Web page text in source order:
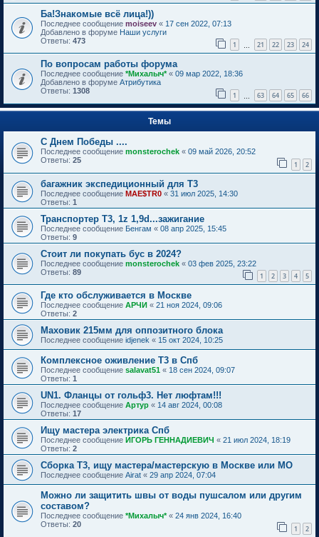
Ба!Знакомые всё лица!))
Последнее сообщение moiseev « 17 сен 2022, 07:13
Добавлено в форуме Наши услуги
Ответы: 473 1 21 22 23 24
По вопросам работы форума
Последнее сообщение *Михалыч*« 09 мар 2022, 18:36
Добавлено в форуме Атрибутика
Ответы: 1308 1 63 64 65 66
Темы
С Днем Победы ....
Последнее сообщение monsterochek « 09 май 2026, 20:52
Ответы: 25 1 2
багажник экспедиционный для Т3
Последнее сообщение MAE$TR0 « 31 июл 2025, 14:30
Ответы: 1
Транспортер Т3, 1z 1,9d...зажигание
Последнее сообщение Бенгам « 08 апр 2025, 15:45
Ответы: 9
Стоит ли покупать бус в 2024?
Последнее сообщение monsterochek « 03 фев 2025, 23:22
Ответы: 89 1 2 3 4 5
Где кто обслуживается в Москве
Последнее сообщение АРЧИ « 21 ноя 2024, 09:06
Ответы: 2
Маховик 215мм для оппозитного блока
Последнее сообщение idjenek « 15 окт 2024, 10:25
Комплексное оживление Т3 в Спб
Последнее сообщение salavat51 « 18 сен 2024, 09:07
Ответы: 1
UN1. Фланцы от гольф3. Нет люфтам!!!
Последнее сообщение Артур « 14 авг 2024, 00:08
Ответы: 17
Ищу мастера электрика Спб
Последнее сообщение ИГОРЬ ГЕННАДИЕВИЧ « 21 июл 2024, 18:19
Ответы: 2
Сборка Т3, ищу мастера/мастерскую в Москве или МО
Последнее сообщение Airat « 29 апр 2024, 07:04
Можно ли защитить швы от воды пушсалом или другим
составом?
Последнее сообщение *Михалыч*« 24 янв 2024, 16:40
Ответы: 20 1 2